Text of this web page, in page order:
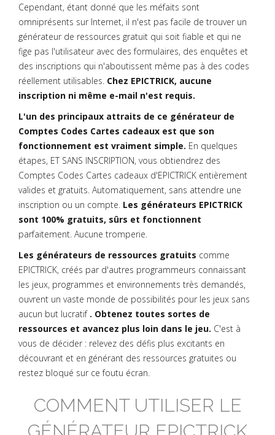
Cependant, étant donné que les méfaits sont
omniprésents sur Internet, il n'est pas facile de trouver un
générateur de ressources gratuit qui soit fiable et qui ne
fige pas l'utilisateur avec des formulaires, des enquêtes et
des inscriptions qui n'aboutissent même pas à des codes
réellement utilisables. Chez EPICTRICK, aucune
inscription ni même e-mail n'est requis.
L'un des principaux attraits de ce générateur de
Comptes Codes Cartes cadeaux est que son
fonctionnement est vraiment simple. En quelques
étapes, ET SANS INSCRIPTION, vous obtiendrez des
Comptes Codes Cartes cadeaux d'EPICTRICK entièrement
valides et gratuits. Automatiquement, sans attendre une
inscription ou un compte. Les générateurs EPICTRICK
sont 100% gratuits, sûrs et fonctionnent
parfaitement. Aucune tromperie.
Les générateurs de ressources gratuits comme
EPICTRICK, créés par d'autres programmeurs connaissant
les jeux, programmes et environnements très demandés,
ouvrent un vaste monde de possibilités pour les jeux sans
aucun but lucratif . Obtenez toutes sortes de
ressources et avancez plus loin dans le jeu. C'est à
vous de décider : relevez des défis plus excitants en
découvrant et en générant des ressources gratuites ou
restez bloqué sur ce foutu écran.
COMMENT UTILISER LE